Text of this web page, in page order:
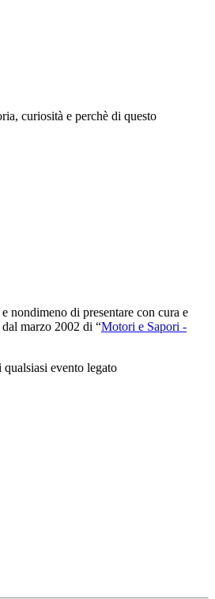
curiosità e perchè di questo
nondimeno di presentare con cura e
dal marzo 2002 di “Motori e Sapori -
evento legato